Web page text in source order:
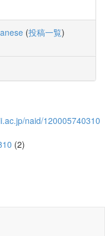
(投稿一覧)
naid/120005740310
(2)